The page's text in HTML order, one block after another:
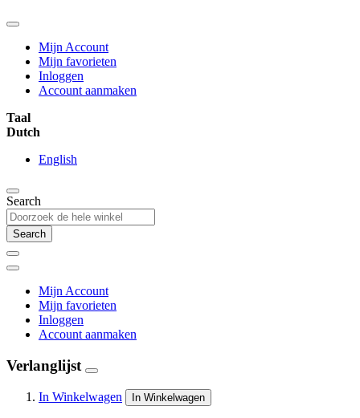
Mijn Account
Mijn favorieten
Inloggen
Account aanmaken
Taal
Dutch
English
Search
Search
Mijn Account
Mijn favorieten
Inloggen
Account aanmaken
Verlanglijst
In Winkelwagen In Winkelwagen